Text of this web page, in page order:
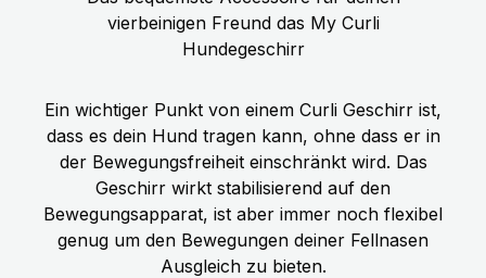
vierbeinigen Freund das My Curli
Hundegeschirr
Ein wichtiger Punkt von einem Curli Geschirr ist,
dass es dein Hund tragen kann, ohne dass er in
der Bewegungsfreiheit einschränkt wird. Das
Geschirr wirkt stabilisierend auf den
Bewegungsapparat, ist aber immer noch flexibel
genug um den Bewegungen deiner Fellnasen
Ausgleich zu bieten.